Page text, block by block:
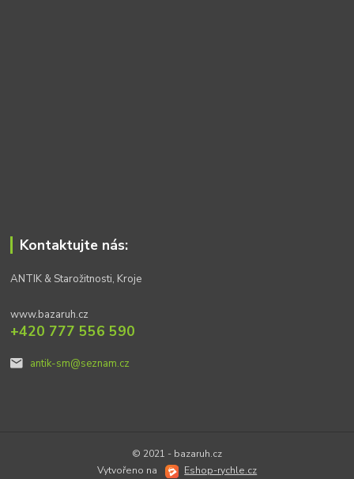
Kontaktujte nás:
ANTIK & Starožitnosti, Kroje
www.bazaruh.cz
+420 777 556 590
antik-sm@seznam.cz
© 2021 - bazaruh.cz
Vytvořeno na
Eshop-rychle.cz